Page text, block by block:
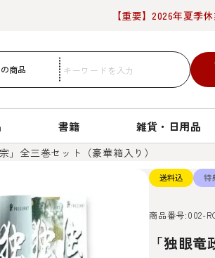
【重要】2026年夏季
書籍 雑貨・日用品
」全三巻セット（豪華箱入り）
送料込 特
商品番号 002-
「独眼